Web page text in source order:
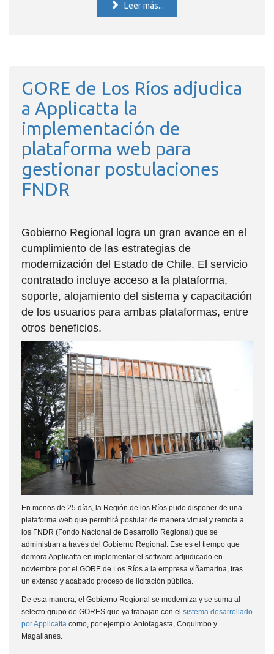
Leer más...
GORE de Los Ríos adjudica
a Applicatta la
implementación de
plataforma web para
gestionar postulaciones
FNDR
Gobierno Regional logra un gran avance en el
cumplimiento de las estrategias de
modernización del Estado de Chile. El servicio
contratado incluye acceso a la plataforma,
soporte, alojamiento del sistema y capacitación
de los usuarios para ambas plataformas, entre
otros beneficios.
En menos de 25 días, la Región de los Ríos pudo disponer de una
plataforma web que permitirá postular de manera virtual y remota a
los FNDR (Fondo Nacional de Desarrollo Regional) que se
administran a través del Gobierno Regional. Ese es el tiempo que
demora Applicatta en implementar el software adjudicado en
noviembre por el GORE de Los Ríos a la empresa viñamarina, tras
un extenso y acabado proceso de licitación pública.
De esta manera, el Gobierno Regional se moderniza y se suma al
selecto grupo de GORES que ya trabajan con el sistema desarrollado
por Applicatta como, por ejemplo: Antofagasta, Coquimbo y
Magallanes.